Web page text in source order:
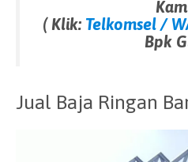
( Klik: Telkomsel /
Bpk
Jual Baja Ringan